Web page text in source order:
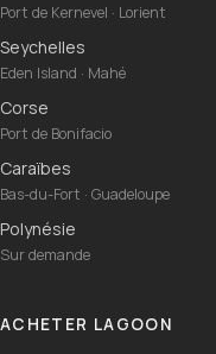
Port de Kernevel · Lorient
Seychelles
Eden Island · Mahé
Corse
Port de Bonifacio
Caraïbes
Bas-du-Fort · Guadeloupe
Polynésie
Sur demande
ACHETER LAGOON